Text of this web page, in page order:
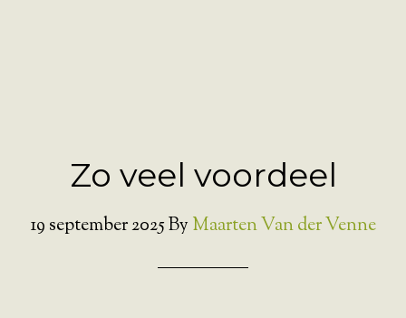
Zo veel voordeel
19 september 2025By Maarten Van der Venne